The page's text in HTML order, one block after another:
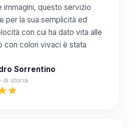
immagini, questo servizio
per la sua semplicità ed
con cui ha dato vita alle
con colori vivaci è stata
Sorrentino
di storia